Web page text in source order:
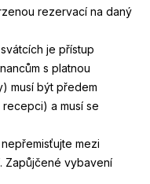
rezervací na daný
je přístup
s platnou
musí být předem
recepci) a musí se
mezi
Zapůjčené vybavení